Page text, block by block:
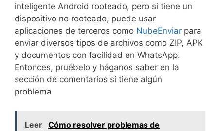
inteligente Android rooteado, pero si tiene un
dispositivo no rooteado, puede usar
aplicaciones de terceros como NubeEnviar para
enviar diversos tipos de archivos como ZIP, APK
y documentos con facilidad en WhatsApp.
Entonces, pruébelo y háganos saber en la
sección de comentarios si tiene algún
problema.
Leer Cómo resolver problemas de